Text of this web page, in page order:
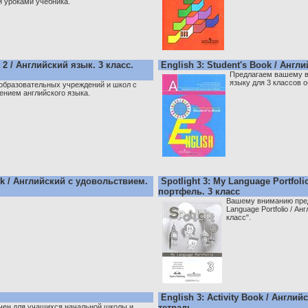
/ Английский язык. 3 класс.
учреждений и школ с
английского языка.
English 3: Student's Book /
Предлагаем вашему
языку для 3 классов
/ Английский с удовольствием.
Spotlight 3: My Language
портфель. 3 класс
Вашему вниманию
Language Portfolio /
класс".
English 3: Activity Book /